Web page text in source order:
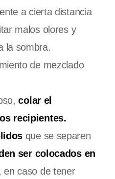
a cierta distancia
malos olores y
la sombra.
de mezclado
colar el
recipientes.
que se separen
ser colocados en
en caso de tener